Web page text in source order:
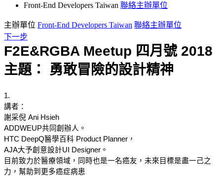
Front-End Developers Taiwan 聯絡主辦單位
主辦單位 Front-End Developers Taiwan 聯絡主辦單位
下一步
F2E&RGBA Meetup 四月號 2018
主題： 勇敢冒險的設計精神
1.
講者：
謝采倪 Ani Hsieh
ADDWEUP共同創辦人。
HTC DeepQ醫學百科 Product Planner，
AJA大予創意設計UI Designer。
目前致力於醫療領域，同時也是一名癌友，未來目標是盡一己之
力，幫助到更多癌症病患